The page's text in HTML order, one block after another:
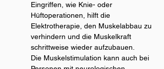
Eingriffen, wie Knie- oder
Hüftoperationen, hilft die
Elektrotherapie, den Muskelabbau zu
verhindern und die Muskelkraft
schrittweise wieder aufzubauen.
Die Muskelstimulation kann auch bei